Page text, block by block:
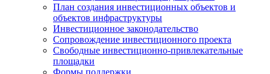
План создания инвестиционных объектов и
объектов инфраструктуры
Инвестиционное законодательство
Сопровождение инвестиционного проекта
Свободные инвестиционно-привлекательные
площадки
Формы поддержки